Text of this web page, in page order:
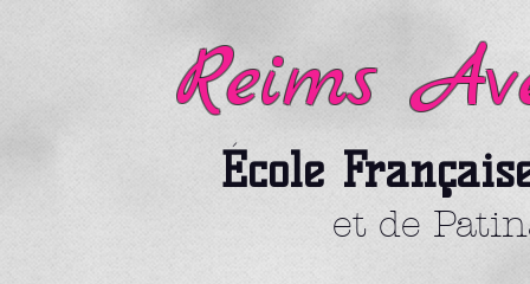
Reims
École
et de